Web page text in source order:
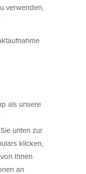
verwenden,
als unsere
unten zur
klicken,
Ihnen
an